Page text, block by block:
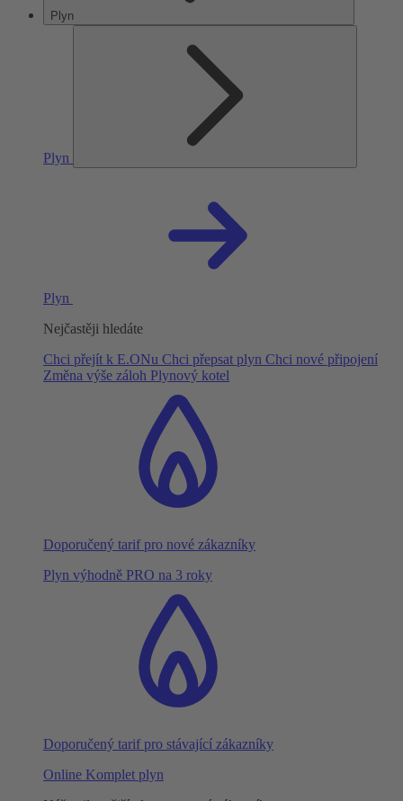
Plyn
Plyn
Plyn
Nejčastěji hledáte
Chci přejít k E.ONu Chci přepsat plyn Chci nové připojení
Změna výše záloh Plynový kotel
Doporučený tarif pro nové zákazníky
Plyn výhodně PRO na 3 roky
Doporučený tarif pro stávající zákazníky
Online Komplet plyn